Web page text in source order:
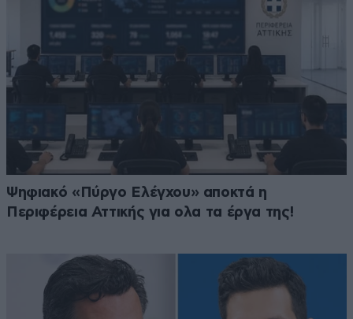
Ψηφιακό «Πύργο Ελέγχου» αποκτά η
Περιφέρεια Αττικής για ολα τα έργα της!